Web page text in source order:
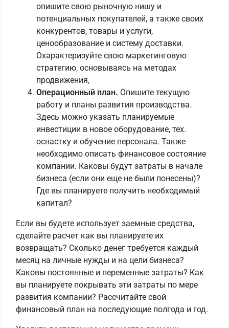
опишите свою рыночную нишу и
потенциальных покупателей, а также своих
конкурентов, товары и услуги,
ценообразование и систему доставки.
Охарактеризуйте свою маркетинговую
стратегию, основываясь на методах
продвижения,
Операционный план. Опишите текущую
работу и планы развития производства.
Здесь можно указать планируемые
инвестиции в новое оборудование, тех.
оснастку и обучение персонала. Также
необходимо описать финансовое состояние
компании. Каковы будут затраты в начале
бизнеса (если они еще не были понесены)?
Где вы планируете получить необходимый
капитал?
Если вы будете использует заемные средства,
сделайте расчет как вы планируете их
возвращать? Сколько денег требуется каждый
месяц на личные нужды и на цели бизнеса?
Каковы постоянные и переменные затраты? Как
вы планируете покрывать эти затраты по мере
развития компании? Рассчитайте свой
финансовый план на последующие полгода и год.